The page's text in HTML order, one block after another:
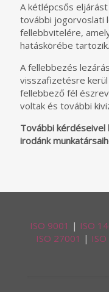
A kétlépcsős
további jogorvoslati
fellebbvitelére,
hatáskörébe tartozik.
A fellebbezés
visszafizetésre
fellebbező fél
voltak és további
További kérdéseivel
irodánk
ISO 9001 | ISO
ISO 27001 |